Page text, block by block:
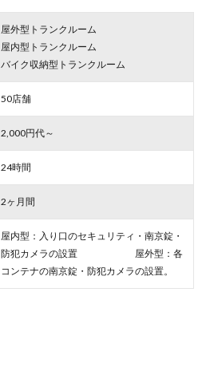
屋外型トランクルーム
屋内型トランクルーム
バイク収納型トランクルーム
50店舗
2,000円代～
24時間
2ヶ月間
屋内型：入り口のセキュリティ・南京錠・
防犯カメラの設置 屋外型：各
コンテナの南京錠・防犯カメラの設置。